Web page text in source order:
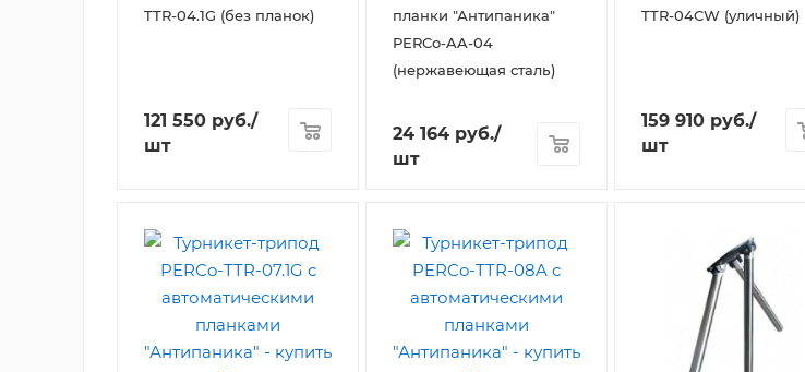
TTR-04.1G (без планок)
121 550 руб./
шт
планки "Антипаника"
PERCo-AA-04
(нержавеющая сталь)
24 164 руб./
шт
TTR-04CW (уличный)
159 910 руб./
шт